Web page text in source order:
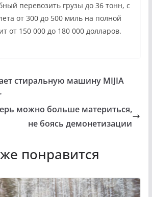
перевозить грузы до 36 тонн, с
от 300 до 500 миль на полной
от 150 000 до 180 000 долларов.
стиральную машину MIJIA
можно больше материться,
не боясь демонетизации
понравится